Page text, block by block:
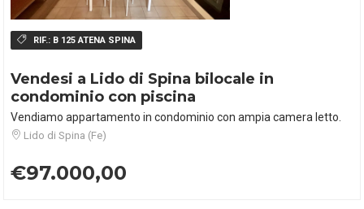
RIF.: B 125 ATENA SPINA
Vendesi a Lido di Spina bilocale in
condominio con piscina
Vendiamo appartamento in condominio con ampia camera letto.
Lido di Spina (Fe)
€97.000,00